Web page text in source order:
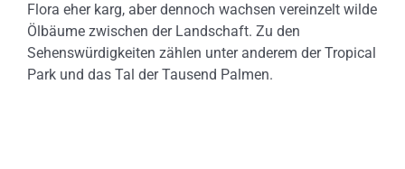
Flora eher karg, aber dennoch wachsen vereinzelt wilde
Ölbäume zwischen der Landschaft. Zu den
Sehenswürdigkeiten zählen unter anderem der Tropical
Park und das Tal der Tausend Palmen.